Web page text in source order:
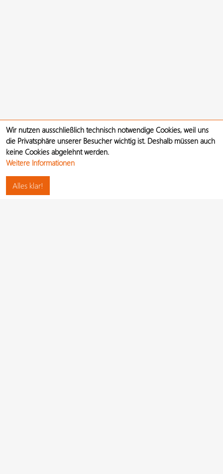
Wir nutzen ausschließlich technisch notwendige Cookies, weil uns
die Privatsphäre unserer Besucher wichtig ist. Deshalb müssen auch
keine Cookies abgelehnt werden.
Weitere Informationen
Alles klar!